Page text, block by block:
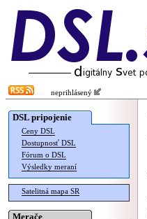
neprihlásený
DSL pripojenie
Ceny DSL
Dostupnosť DSL
Fórum o DSL
Výsledky meraní
Satelitná mapa SR
Merače